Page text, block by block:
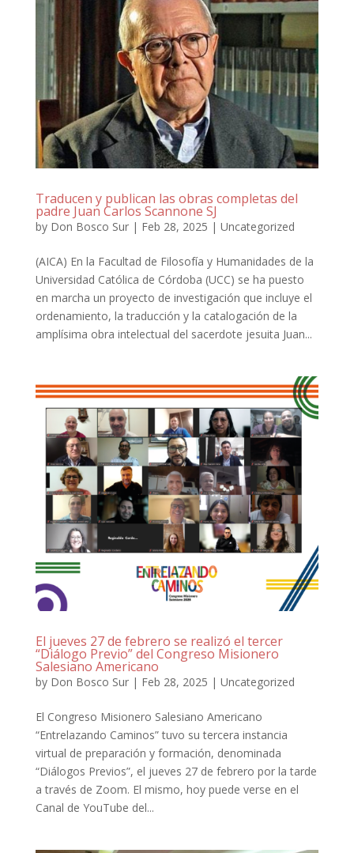
Traducen y publican las obras completas del
padre Juan Carlos Scannone SJ
by Don Bosco Sur| Feb 28, 2025 | Uncategorized
(AICA) En la Facultad de Filosofía y Humanidades de la
Universidad Católica de Córdoba (UCC) se ha puesto
en marcha un proyecto de investigación que incluye el
ordenamiento, la traducción y la catalogación de la
amplísima obra intelectual del sacerdote jesuita Juan...
El jueves 27 de febrero se realizó el tercer
“Diálogo Previo” del Congreso Misionero
Salesiano Americano
by Don Bosco Sur| Feb 28, 2025 | Uncategorized
El Congreso Misionero Salesiano Americano
“Entrelazando Caminos” tuvo su tercera instancia
virtual de preparación y formación, denominada
“Diálogos Previos”, el jueves 27 de febrero por la tarde
a través de Zoom. El mismo, hoy puede verse en el
Canal de YouTube del...